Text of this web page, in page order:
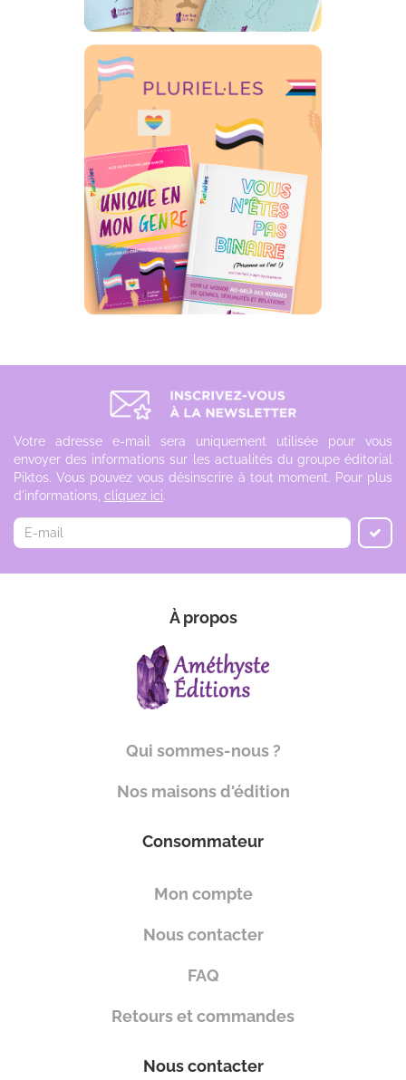
Votre adresse e-mail sera uniquement utilisée pour vous
envoyer des informations sur les actualités du groupe éditorial
Piktos. Vous pouvez vous désinscrire à tout moment. Pour plus
d'informations, cliquez ici.
À propos
Qui sommes-nous ?
Nos maisons d'édition
Consommateur
Mon compte
Nous contacter
FAQ
Retours et commandes
Nous contacter